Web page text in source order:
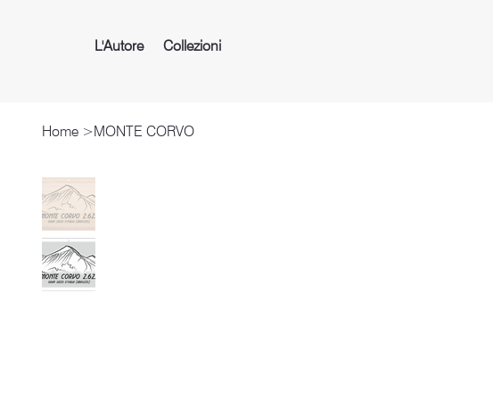
L'Autore Collezioni
Home >MONTE CORVO